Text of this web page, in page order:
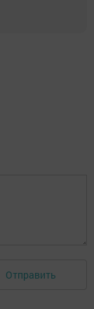
Отправить